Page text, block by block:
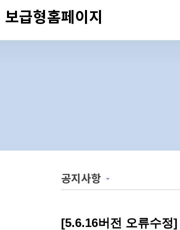
보급형홈페이지
공지사항
[5.6.16버전 오류수정